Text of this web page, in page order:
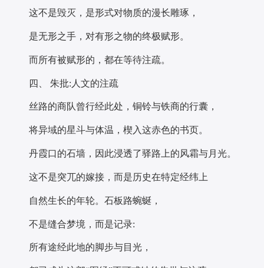
这不是毁灭，是形式对物质的漫长雕琢，
是无形之手，对有形之物的终极赋形。
而所有被赋形的，都在等待注疏。
四、 朱批:人文的注疏
丝路的商队曾行经此处，铜铃与铁商的行囊，
将异域的星斗与体温，楔入这赤色的书页。
丹霞口的石墙，因此浸透了驿路上的风霜与月光。
这不是突兀的嫁接，而是历史在特定经纬上
自然生长的年轮。石板路蜿蜒，
不是缝合梦境，而是记录:
所有途经此地的脚步与目光，